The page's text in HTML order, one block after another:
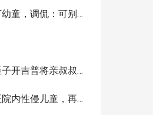
特朗普演讲途中救下幼童，调侃：可别像拜登那样摔下台
网红的疯狂报复：侄子开吉普将亲叔叔撞进棕榈树致死，判刑10年
珀斯儿科医生涉嫌医院内性侵儿童，再被追加指控累计达72项